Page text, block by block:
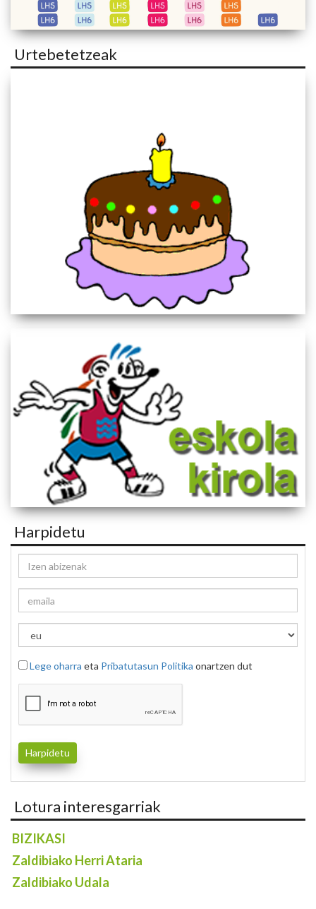
Urtebetetzeak
Harpidetu
Lege oharra eta Pribatutasun Politika onartzen dut
Lotura interesgarriak
BIZIKASI
Zaldibiako Herri Ataria
Zaldibiako Udala